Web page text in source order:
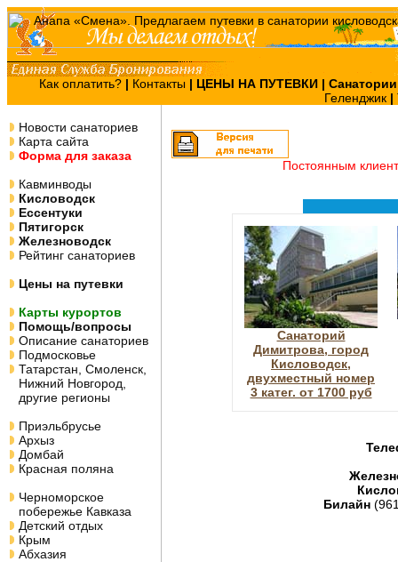
Как оплатить? | Контакты | ЦЕНЫ НА ПУТЕВКИ |
Геленджик |
Новости санаториев
Карта сайта
Форма для заказа
Кавминводы
Кисловодск
Ессентуки
Пятигорск
Железноводск
Рейтинг санаториев
Цены на путевки
Карты курортов
Помощь/вопросы
Описание санаториев
Подмосковье
Татарстан, Смоленск,
Нижний Новгород,
другие регионы
Приэльбрусье
Архыз
Домбай
Красная поляна
Черноморское
побережье Кавказа
Детский отдых
Крым
Абхазия
Постоянным
Санаторий
Димитрова, город
Кисловодск,
двухместный номер
3 катег. от 1700 руб
Билайн